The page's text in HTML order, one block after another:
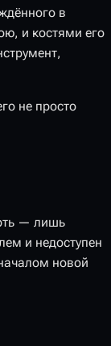
в
и костями его
не просто
— лишь
и недоступен
новой